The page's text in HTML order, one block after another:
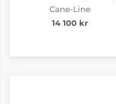
Cane-Line
14 100 kr